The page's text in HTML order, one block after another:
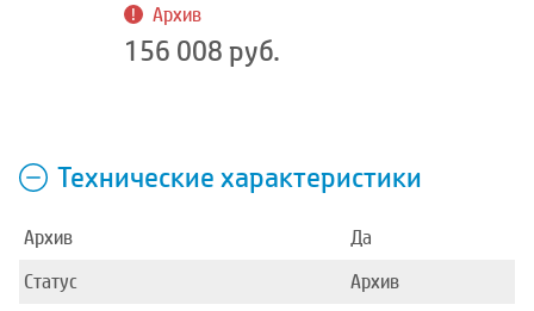
Архив
156 008 руб.
Технические характеристики
Архив
Да
Статус
Архив